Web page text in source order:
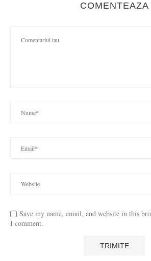
COMENTEAZA
Save my name, email, and website in this
I comment.